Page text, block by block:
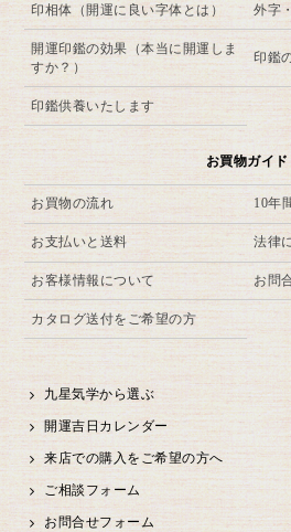
印相体（開運に良い字体とは） 外字
開運印鑑の効果（本当に開運しま
すか？）
印鑑
印鑑供養いたします
お買物ガイド
お買物の流れ 10年
お支払いと送料 法律
お客様情報について お問
カタログ送付をご希望の方
九星気学から選ぶ
開運吉日カレンダー
来店での購入をご希望の方へ
ご相談フォーム
お問合せフォーム